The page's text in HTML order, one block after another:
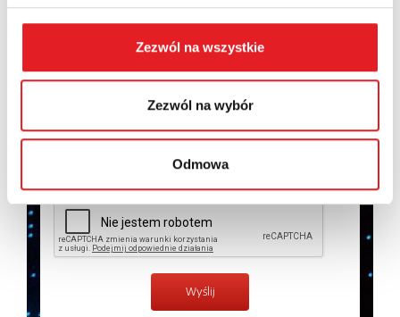
Zezwól na wszystkie
Zezwól na wybór
Odmowa
Wyrażam zgodę na przetwarzanie moich danych
osobowych przez Relpol S.A. Więcej informacji na
temat przetwarzania danych osobowych w
Zapoznałem z treściąPolityki Prywatności